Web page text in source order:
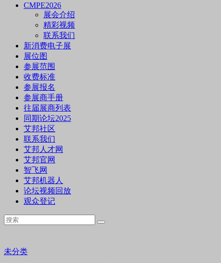
CMPE2026
展会介绍
精彩视频
联系我们
新消费电子展
展位图
参展范围
收费标准
参展报名
参展商手册
往届展商列表
同期论坛2025
艾邦社区
联系我们
艾邦人才网
艾邦官网
智飞网
艾邦机器人
论坛视频回放
观众登记
未分类